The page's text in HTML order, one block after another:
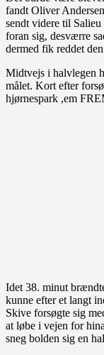
fandt Oliver
sendt videre til
foran sig, desværre
dermed fik reddet
Midtvejs i halvlegen
målet. Kort efter
hjørnespark ,em
Idet 38. minut
kunne efter et langt
Skive forsøgte sig
at løbe i vejen for
sneg bolden sig en